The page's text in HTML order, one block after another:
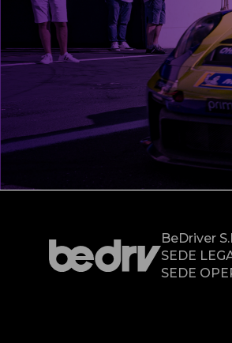
BeDriver
SEDE
SEDE